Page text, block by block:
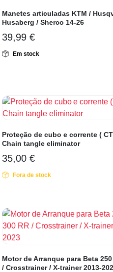
Manetes articuladas KTM /
Husaberg / Sherco 14-26
39,99 €
Em stock
Proteção de cubo e corrente (
Chain tangle eliminator
35,00 €
Fora de stock
Motor de Arranque para Beta 250
/ Crosstrainer / X-trainer 2013-